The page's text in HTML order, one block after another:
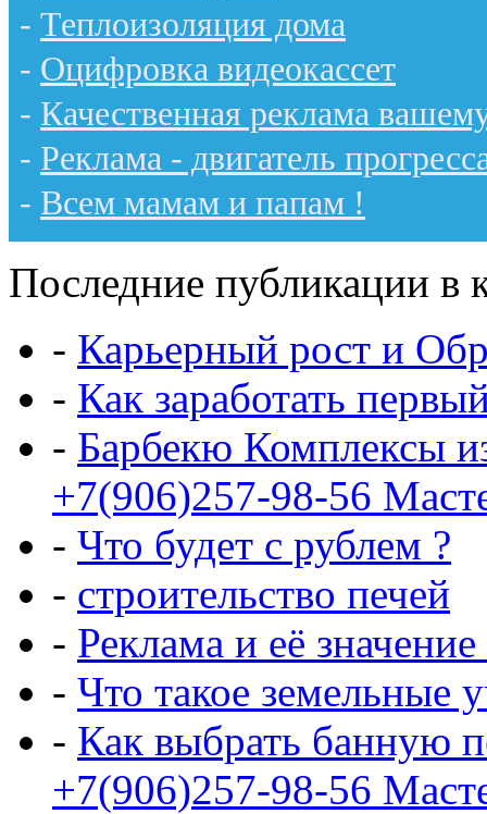
- Теплоизоляция дома
- Оцифровка видеокассет
- Качественная реклама
- Реклама - двигатель
- Всем мамам и папам !
Последние публикации в
- Карьерный рост и
- Как заработать
- Барбекю Комплексы
+7(906)257-98-56
- Что будет с рублем ?
- строительство печей
- Реклама и её
- Что такое земельные
- Как выбрать банную
+7(906)257-98-56